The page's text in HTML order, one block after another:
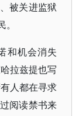
被关进监狱
和机会消失
拉兹提也写
人都在寻求
阅读禁书来